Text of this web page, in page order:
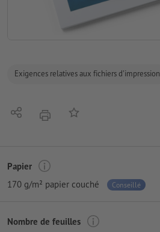
Exigences relatives aux fichiers d'impression
PartagerimprimerAjouter à liste d'article
Papier
170 g/m² papier couché
Conseillé
Nombre de feuilles